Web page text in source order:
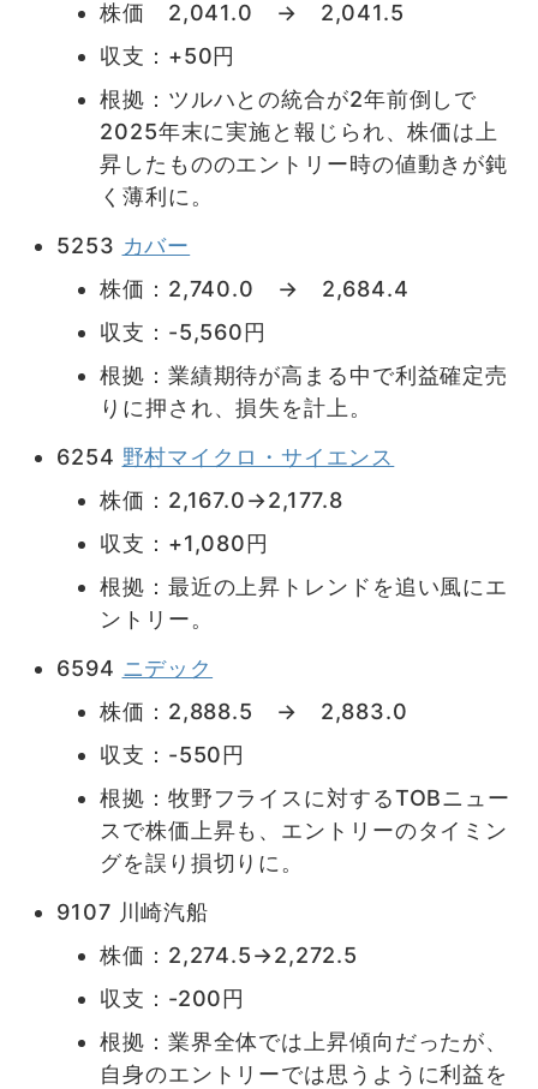
株価 2,041.0 → 2,041.5
収支：+50円
根拠：ツルハとの統合が2年前倒しで
2025年末に実施と報じられ、株価は上
昇したもののエントリー時の値動きが鈍
く薄利に。
5253 カバー
株価：2,740.0 → 2,684.4
収支：-5,560円
根拠：業績期待が高まる中で利益確定売
りに押され、損失を計上。
6254 野村マイクロ・サイエンス
株価：2,167.0→2,177.8
収支：+1,080円
根拠：最近の上昇トレンドを追い風にエ
ントリー。
6594 ニデック
株価：2,888.5 → 2,883.0
収支：-550円
根拠：牧野フライスに対するTOBニュー
スで株価上昇も、エントリーのタイミン
グを誤り損切りに。
9107 川崎汽船
株価：2,274.5→2,272.5
収支：-200円
根拠：業界全体では上昇傾向だったが、
自身のエントリーでは思うように利益を